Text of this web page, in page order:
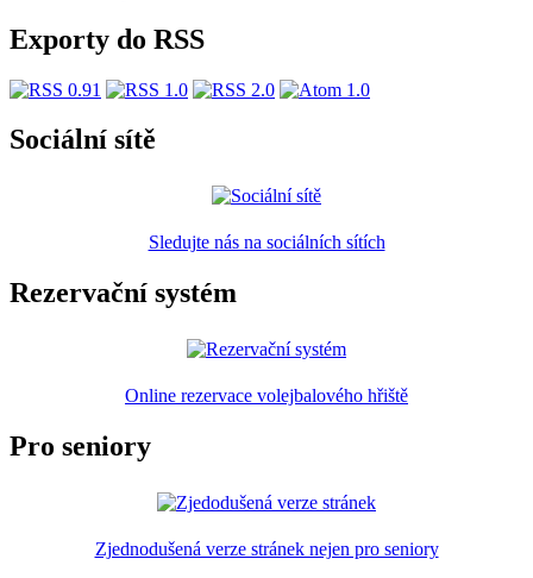
Exporty do RSS
Sociální sítě
Sledujte nás na sociálních sítích
Rezervační systém
Online rezervace volejbalového hřiště
Pro seniory
Zjednodušená verze stránek nejen pro seniory